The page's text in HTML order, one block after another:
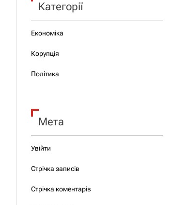
Категорії
Економіка
Корупція
Політика
Мета
Увійти
Стрічка записів
Стрічка коментарів